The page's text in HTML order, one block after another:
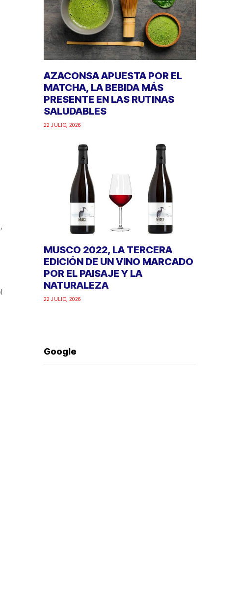
AZACONSA APUESTA POR EL
MATCHA, LA BEBIDA MÁS
PRESENTE EN LAS RUTINAS
SALUDABLES
22 JULIO, 2026
MUSCO 2022, LA TERCERA
EDICIÓN DE UN VINO MARCADO
POR EL PAISAJE Y LA
NATURALEZA
22 JULIO, 2026
Google